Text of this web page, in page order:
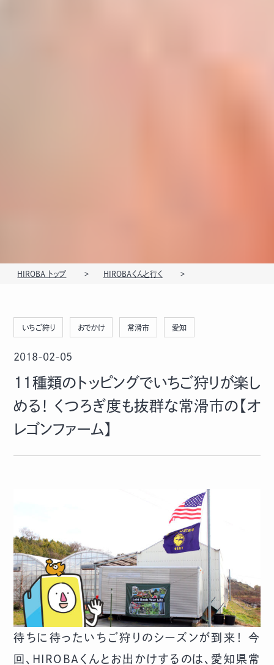
HIROBA トップ HIROBAくんと行く
いちご狩り おでかけ 常滑市 愛知
2018-02-05
11種類のトッピングでいちご狩りが楽し
める！ くつろぎ度も抜群な常滑市の【オ
レゴンファーム】
待ちに待ったいちご狩りのシーズンが到来！ 今
回、HIROBAくんとお出かけするのは、愛知県常